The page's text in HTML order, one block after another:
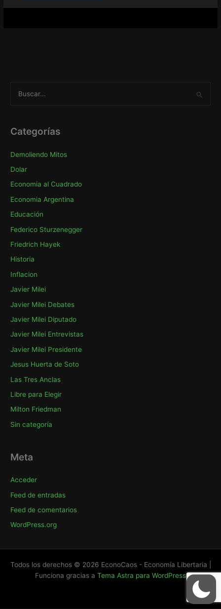
c
r
p
o
Categorías
Demoliendo Mitos
Dolar
Economia al Cuadrado
Economia Argentina
Educación
Federico Sturzenegger
Friedrich Hayek
Historia
Inflacion
Javier Milei
Javier Milei Debates
Javier Milei Diputado
Javier Milei Entrevistas
Javier Milei Presidente
Jesus Huerta de Soto
Las Tres Anclas
Libre para Elegir
Milton Friedman
Sin categoría
Meta
Acceder
Feed de entradas
Feed de comentarios
WordPress.org
Todos los derechos © 2026 EconoCaos - Economía Libertaria |
Funciona gracias a Tema Astra para WordPress